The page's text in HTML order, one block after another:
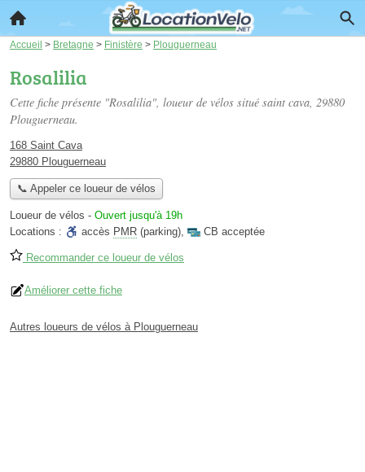
Accueil > Bretagne > Finistère > Plouguerneau
Rosalilia
Cette fiche présente "Rosalilia", loueur de vélos situé saint cava, 29880
Plouguerneau.
168 Saint Cava
29880 Plouguerneau
📞 Appeler ce loueur de vélos
Loueur de vélos - Ouvert jusqu'à 19h
Locations :
accès PMR (parking), CB acceptée
Recommander ce loueur de vélos
Améliorer cette fiche
Autres loueurs de vélos à Plouguerneau